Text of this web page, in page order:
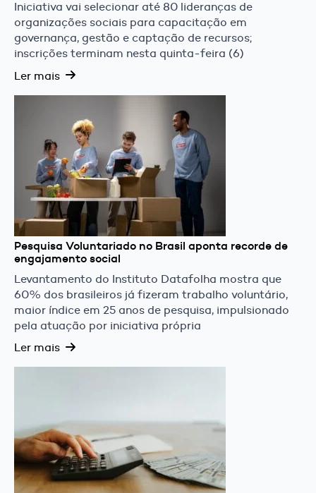
Iniciativa vai selecionar até 80 lideranças de
organizações sociais para capacitação em
governança, gestão e captação de recursos;
inscrições terminam nesta quinta-feira (6)
Ler mais
Pesquisa Voluntariado no Brasil aponta recorde de
engajamento social
Levantamento do Instituto Datafolha mostra que
60% dos brasileiros já fizeram trabalho voluntário,
maior índice em 25 anos de pesquisa, impulsionado
pela atuação por iniciativa própria
Ler mais